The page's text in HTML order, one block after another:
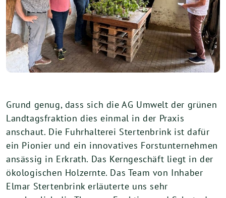
Grund genug, dass sich die AG Umwelt der grünen
Landtagsfraktion dies einmal in der Praxis
anschaut. Die Fuhrhalterei Stertenbrink ist dafür
ein Pionier und ein innovatives Forstunternehmen
ansässig in Erkrath. Das Kerngeschäft liegt in der
ökologischen Holzernte. Das Team von Inhaber
Elmar Stertenbrink erläuterte uns sehr